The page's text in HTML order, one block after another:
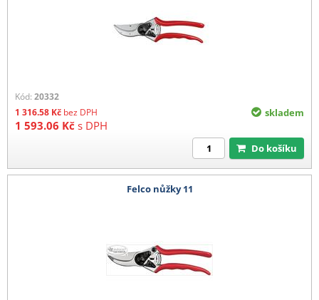
Kód: 20332
1 316.58 Kč bez DPH
1 593.06 Kč s DPH
skladem
Do košíku
Felco nůžky 11